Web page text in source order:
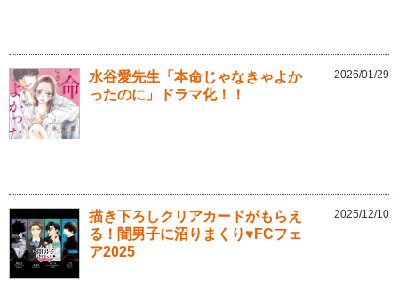
水谷愛先生「本命じゃなきゃよか
ったのに」ドラマ化！！
2026/01/29
描き下ろしクリアカードがもらえ
る！闇男子に沼りまくり♥FCフェ
ア2025
2025/12/10